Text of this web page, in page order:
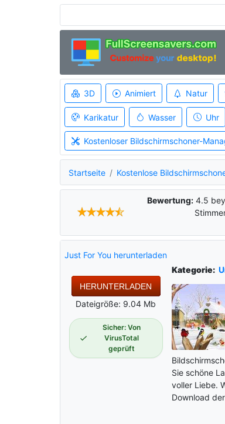
3D Animiert Natur
Karikatur Wasser Uhr
Kostenloser Bildschirmschoner-
Startseite Kostenlose
Bewertung: 4.5
Just For You herunterladen
HERUNTERLADEN
Dateigröße: 9.04 Mb
Sicher: Von
VirusTotal
geprüft
Kategorie:
Sie schöne
voller Liebe.
Download